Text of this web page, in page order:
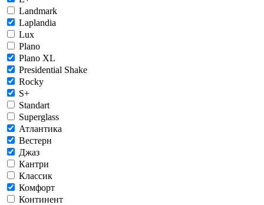
Landmark
Laplandia
Lux
Plano
Plano XL
Presidential Shake
Rocky
S+
Standart
Superglass
Атлантика
Вестерн
Джаз
Кантри
Классик
Комфорт
Континент